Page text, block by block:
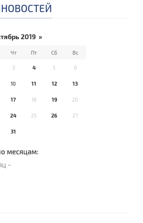
2019 »
Чт Пт Сб Вс
3 4 5 6
10 11 12 13
17 18 19 20
24 25 26 27
31
месяцам: